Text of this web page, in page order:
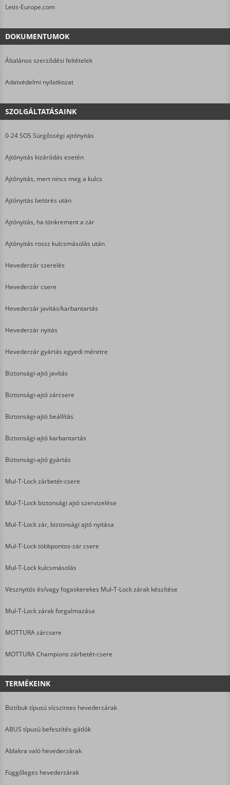
Letis-Europe.com
DOKUMENTUMOK
Általános szerződési feltételek
Adatvédelmi nyilatkozat
SZOLGÁLTATÁSAINK
0-24 SOS Sürgősségi ajtónyitás
Ajtónyitás kizáródás esetén
Ajtónyitás, mert nincs meg a kulcs
Ajtónyitás betörés után
Ajtónyitás, ha tönkrement a zár
Ajtónyitás rossz kulcsmásolás után
Hevederzár szerelés
Hevederzár csere
Hevederzár javítás/karbantartás
Hevederzár nyitás
Hevederzár gyártás egyedi méretre
Biztonsági-ajtó javítás
Biztonsági-ajtó zárcsere
Biztonsági-ajtó beállítás
Biztonsági-ajtó karbantartás
Biztonsági-ajtó gyártás
Mul-T-Lock zárbetét-csere
Mul-T-Lock biztonsági ajtó szervizelése
Mul-T-Lock zár, biztonsági ajtó nyitása
Mul-T-Lock többpontos-zár csere
Mul-T-Lock kulcsmásolás
Vésznyitós és/vagy fogaskerekes Mul-T-Lock zárak készítése
Mul-T-Lock zárak forgalmazása
MOTTURA zárcsere
MOTTURA Champions zárbetét-csere
TERMÉKEINK
Biztibuk típusú vízszintes hevederzárak
ABUS típusú befeszítés-gátlók
Ablakra való hevederzárak
Függőleges hevederzárak